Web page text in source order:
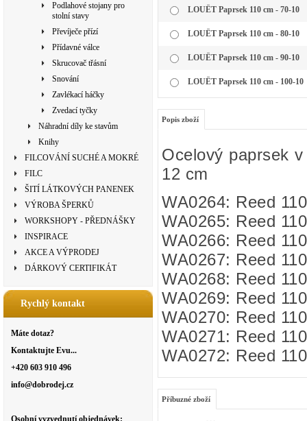
Podlahové stojany pro
stolní stavy
Převíječe přízí
Přídavné válce
Skrucovač třásní
Snování
Zavlékací háčky
Zvedací tyčky
Náhradní díly ke stavům
Knihy
FILCOVÁNÍ SUCHÉ A MOKRÉ
FILC
ŠITÍ LÁTKOVÝCH PANENEK
VÝROBA ŠPERKŮ
WORKSHOPY - PŘEDNÁŠKY
INSPIRACE
AKCE A VÝPRODEJ
DÁRKOVÝ CERTIFIKÁT
Rychlý kontakt
Máte dotaz?
Kontaktujte Evu...
+420 603 910 496
info@dobrodej.cz
Osobní vyzvednutí objednávek:
LOUËT Paprsek 110 cm - 70-10
LOUËT Paprsek 110 cm - 80-10
LOUËT Paprsek 110 cm - 90-10
LOUËT Paprsek 110 cm - 100-10
Popis zboží
Ocelový paprsek
12 cm
WA0264: Reed
WA0265: Reed
WA0266: Reed
WA0267: Reed
WA0268: Reed
WA0269: Reed
WA0270: Reed
WA0271: Reed
WA0272: Reed
Příbuzné zboží